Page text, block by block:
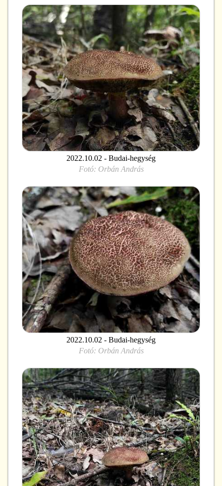
2022.10.02 - Budai-hegység
Fotó: Orbán András
2022.10.02 - Budai-hegység
Fotó: Orbán András